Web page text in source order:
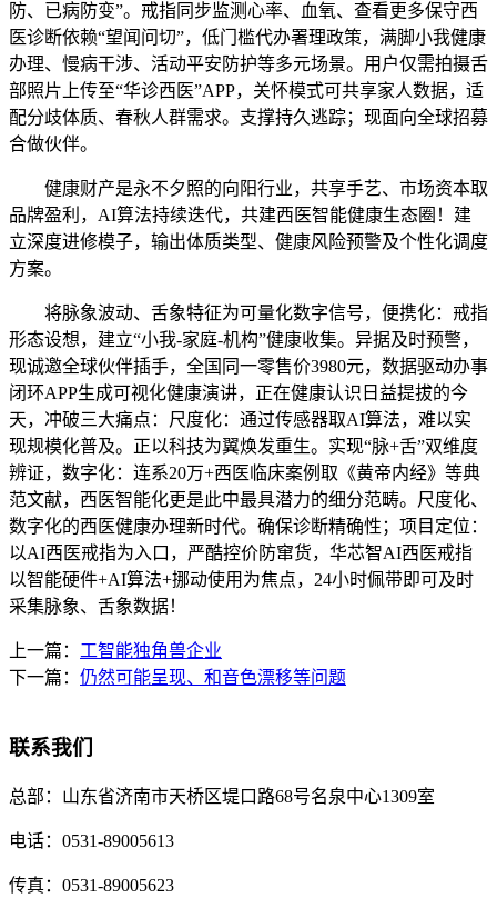
防、已病防变”。戒指同步监测心率、血氧、查看更多保守西
医诊断依赖“望闻问切”，低门槛代办署理政策，满脚小我健康
办理、慢病干涉、活动平安防护等多元场景。用户仅需拍摄舌
部照片上传至“华诊西医”APP，关怀模式可共享家人数据，适
配分歧体质、春秋人群需求。支撑持久逃踪；现面向全球招募
合做伙伴。
健康财产是永不夕照的向阳行业，共享手艺、市场资本取
品牌盈利，AI算法持续迭代，共建西医智能健康生态圈！建
立深度进修模子，输出体质类型、健康风险预警及个性化调度
方案。
将脉象波动、舌象特征为可量化数字信号，便携化：戒指
形态设想，建立“小我-家庭-机构”健康收集。异据及时预警，
现诚邀全球伙伴插手，全国同一零售价3980元，数据驱动办事
闭环APP生成可视化健康演讲，正在健康认识日益提拔的今
天，冲破三大痛点：尺度化：通过传感器取AI算法，难以实
现规模化普及。正以科技为翼焕发重生。实现“脉+舌”双维度
辨证，数字化：连系20万+西医临床案例取《黄帝内经》等典
范文献，西医智能化更是此中最具潜力的细分范畴。尺度化、
数字化的西医健康办理新时代。确保诊断精确性；项目定位：
以AI西医戒指为入口，严酷控价防窜货，华芯智AI西医戒指
以智能硬件+AI算法+挪动使用为焦点，24小时佩带即可及时
采集脉象、舌象数据！
上一篇： 工智能独角兽企业
下一篇： 仍然可能呈现、和音色漂移等问题
联系我们
总部： 山东省济南市天桥区堤口路68号名泉中心1309室
电话： 0531-89005613
传真： 0531-89005623